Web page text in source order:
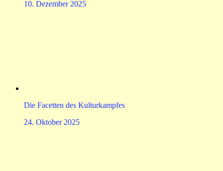
10. Dezember 2025
Die Facetten des Kulturkampfes
24. Oktober 2025